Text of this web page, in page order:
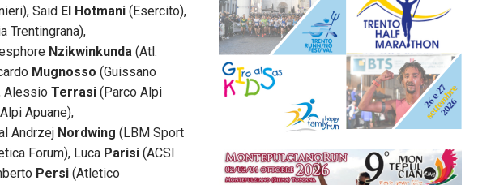
Said El Hotmani (Esercito),
Trentingrana),
Nzikwinkunda (Atl.
Mugnosso (Guissano
Alessio Terrasi (Parco Alpi
Apuane),
Andrzej Nordwing (LBM Sport
Forum), Luca Parisi (ACSI
Persi (Atletico